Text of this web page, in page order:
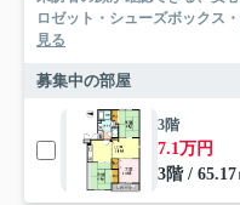
ロゼット・シューズボックス
見る
募集中の部屋
3階
7.1万円
3階 /